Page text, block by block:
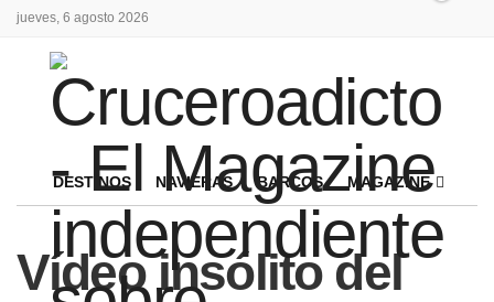
jueves, 6 agosto 2026
DESTINOS NAVIERAS BARCOS MAGAZINE
Vídeo insólito del